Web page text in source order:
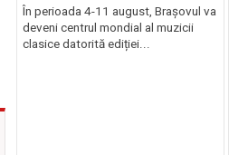
Brașov
În perioada 4-11 august, Brașovul va
deveni centrul mondial al muzicii
clasice datorită ediției...